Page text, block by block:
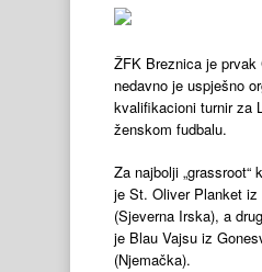
ŽFK Breznica je prvak
nedavno je uspješno
kvalifikacioni turnir za
ženskom fudbalu.
Za najbolji „grassroot“
je St. Oliver Planket
(Sjeverna Irska), a
je Blau Vajsu iz
(Njemačka).